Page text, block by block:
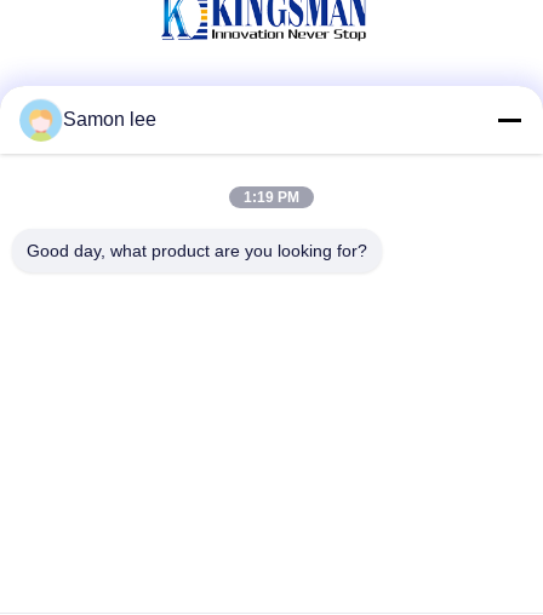
टेलीफोन
Samon lee
1:19 PM
Good day, what product are you looking for?